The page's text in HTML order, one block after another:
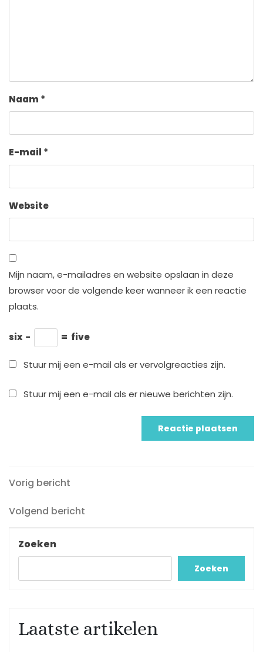
Naam *
E-mail *
Website
Mijn naam, e-mailadres en website opslaan in deze
browser voor de volgende keer wanneer ik een reactie
plaats.
six − = five
Stuur mij een e-mail als er vervolgreacties zijn.
Stuur mij een e-mail als er nieuwe berichten zijn.
Berichtnavigatie
Vorig
Vorig bericht
Volgend
Volgend bericht
Zoeken
Zoeken
Laatste artikelen